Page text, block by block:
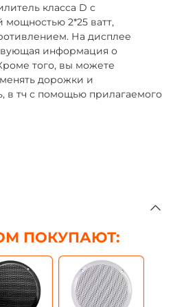
класса D с
2*25 ватт,
На дисплее
информация о
того, вы можете
дорожки и
в тч с помощью прилагаемого
ПОКУПАЮТ: